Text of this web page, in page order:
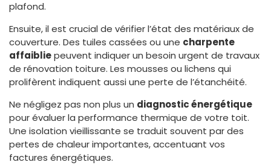
plafond.
Ensuite, il est crucial de vérifier l’état des matériaux de
couverture. Des tuiles cassées ou une charpente
affaibliepeuvent indiquer un besoin urgent de travaux
de rénovation toiture. Les mousses ou lichens qui
prolifèrent indiquent aussi une perte de l’étanchéité.
Ne négligez pas non plus un diagnostic énergétique
pour évaluer la performance thermique de votre toit.
Une isolation vieillissante se traduit souvent par des
pertes de chaleur importantes, accentuant vos
factures énergétiques.